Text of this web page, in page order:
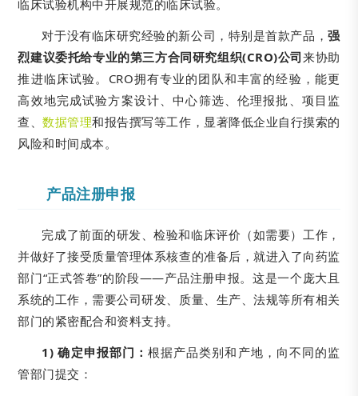
临床试验机构中开展规范的临床试验。
对于没有临床研究经验的新公司，特别是首款产品，强
烈建议委托给专业的第三方合同研究组织(CRO)公司来协助
推进临床试验。CRO拥有专业的团队和丰富的经验，能更
高效地完成试验方案设计、中心筛选、伦理报批、项目监
查、数据管理和报告撰写等工作，显著降低企业自行摸索的
风险和时间成本。
产品注册申报
完成了前面的研发、检验和临床评价（如需要）工作，
并做好了接受质量管理体系核查的准备后，就进入了向药监
部门“正式答卷”的阶段——产品注册申报。这是一个庞大且
系统的工作，需要公司研发、质量、生产、法规等所有相关
部门的紧密配合和资料支持。
1) 确定申报部门：根据产品类别和产地，向不同的监
管部门提交：